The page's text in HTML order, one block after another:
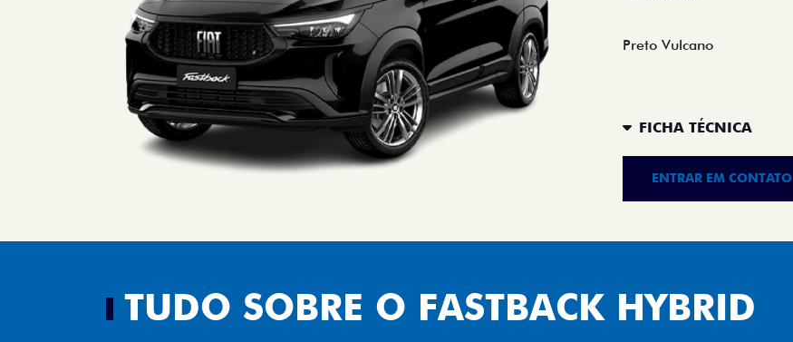
Preto Vulcano
FICHA TÉCNICA
ENTRAR EM CONTATO
TUDO SOBRE O FASTBACK HYBRID